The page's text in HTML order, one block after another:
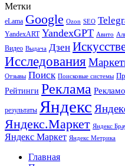
Метки
eLama Google Ozon SEO
YandexART YandexGPT Авито
Видео Выдача Дзен
Исследования
Отзывы Поиск Поисковые системы
Рейтинги Реклама
результаты Яндекс
Яндекс.Маркет Яндекс
Яндекс Маркет Яндекс Метрика
Главная